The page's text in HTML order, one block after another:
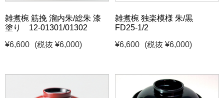
雑煮椀 筋挽 溜内朱/総朱 漆
塗り 12-01301/01302
¥6,600
(税抜 ¥6,000)
雑煮椀 独楽模様 朱/黒
FD25-1/2
¥6,600
(税抜 ¥6,000)